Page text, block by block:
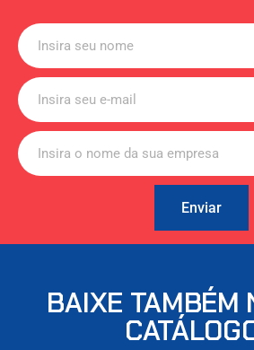
Enviar
BAIXE TAMBÉM